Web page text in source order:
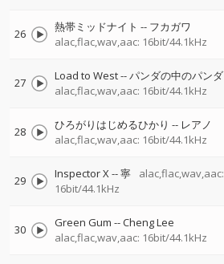
26 熱帯ミッドナイト -- フカガワ
alac,flac,wav,aac: 16bit/44.1kHz
27 Load to West--パンダの中のパンダ
alac,flac,wav,aac: 16bit/44.1kHz
28 ひろがりはじめるひかり -- レアノ
alac,flac,wav,aac: 16bit/44.1kHz
29 Inspector X--寧
alac,flac,wav,aac:
16bit/44.1kHz
30 Green Gum --Cheng Lee
alac,flac,wav,aac: 16bit/44.1kHz